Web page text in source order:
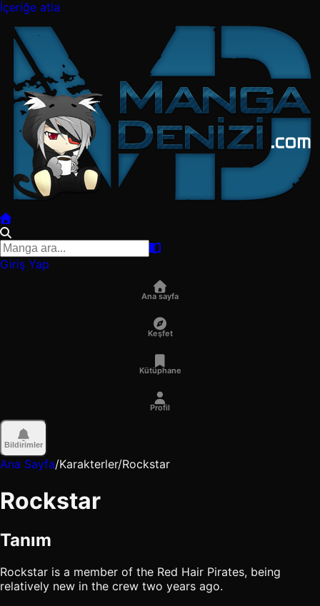
İçeriğe atla
Giriş Yap
Ana sayfa
Keşfet
Kütüphane
Profil
Bildirimler
Ana Sayfa/Karakterler/Rockstar
Rockstar
Tanım
Rockstar is a member of the Red Hair Pirates, being
relatively new in the crew two years ago.